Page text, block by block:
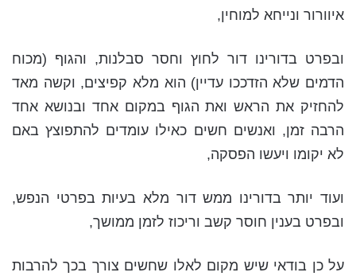
איוורור ונייחא למוחין,
ובפרט בדורינו דור לחוץ וחסר סבלנות, והגוף (מכוח
הדמים שלא הזדככו עדיין) הוא מלא קפיצים, וקשה מאד
להחזיק את הראש ואת הגוף במקום אחד ובנושא אחד
הרבה זמן, ואנשים חשים כאילו עומדים להתפוצץ באם
לא יקומו ויעשו הפסקה,
ועוד יותר בדורינו ממש דור מלא בעיות בפרטי הנפש,
ובפרט בענין חוסר קשב וריכוז לזמן ממושך,
על כן בודאי שיש מקום לאלו שחשים צורך בכך להרבות